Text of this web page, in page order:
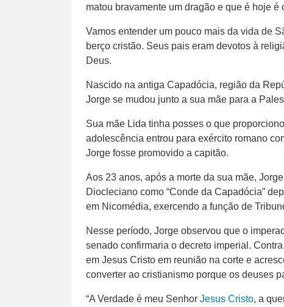
matou bravamente um dragão e que é hoje
Vamos entender um pouco mais da vida de
berço cristão. Seus pais eram devotos à
Deus.
Nascido na antiga Capadócia, região da
Jorge se mudou junto a sua mãe para a
Sua mãe Lida tinha posses o que
adolescência entrou para exército romano
Jorge fosse promovido a capitão.
Aos 23 anos, após a morte da sua mãe,
Diocleciano como “Conde da Capadócia”
em Nicomédia, exercendo a função de
Nesse período, Jorge observou que o
senado confirmaria o decreto imperial.
em Jesus Cristo em reunião na corte e
converter ao cristianismo porque os deuses
“A Verdade é meu Senhor Jesus Cristo, a